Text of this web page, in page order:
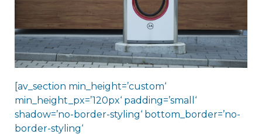
[av_section min_height=’custom‘
min_height_px=’120px‘ padding=’small‘
shadow=’no-border-styling‘ bottom_border=’no-
border-styling‘